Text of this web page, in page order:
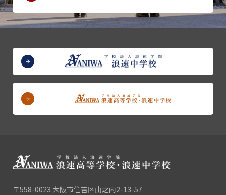
〒558-0023 大阪市住吉区山之内2-13-57